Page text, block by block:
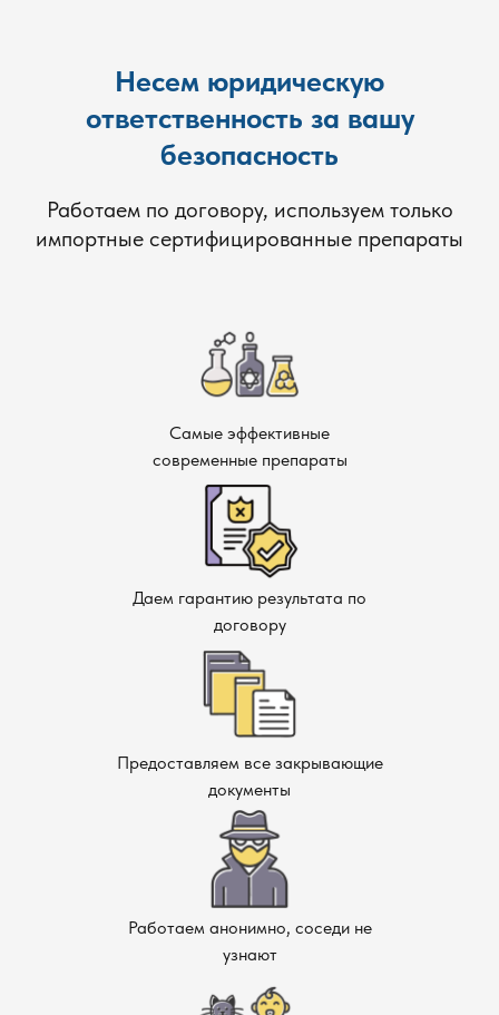
Несем юридическую
ответственность за вашу
безопасность
Работаем по договору, используем только
импортные сертифицированные препараты
Самые эффективные
современные препараты
Даем гарантию результата по
договору
Предоставляем все закрывающие
документы
Работаем анонимно, соседи не
узнают